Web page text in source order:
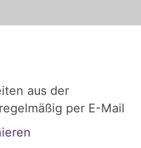
aus der
per E-Mail